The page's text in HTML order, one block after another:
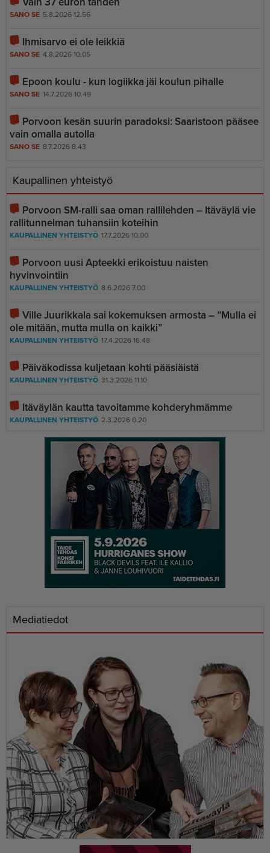
SANO SE 5.8.2026 12.56
Ihmisarvo ei ole leikkiä
SANO SE 4.8.2026 10.05
Epoon koulu - kun logiikka jäi koulun pihalle
SANO SE 14.7.2026 10.49
Porvoon kesän suurin paradoksi: Saaristoon pääsee
vain omalla autolla
SANO SE 8.7.2026 8.43
Kaupallinen yhteistyö
Porvoon SM-ralli saa oman rallilehden – Itäväylä vie
rallitunnelman tuhansiin koteihin
KAUPALLINEN YHTEISTYÖ 17.7.2026 10.00
Porvoon uusi Apteekki erikoistuu naisten
hyvinvointiin
KAUPALLINEN YHTEISTYÖ 8.6.2026 7.00
Ville Juurikkala sai kokemuksen armosta – ”Mulla ei
ole mitään, mutta mulla on kaikki”
KAUPALLINEN YHTEISTYÖ 17.4.2026 16.48
Päiväkodissa kuljetaan kohti pääsiäistä
KAUPALLINEN YHTEISTYÖ 31.3.2026 11.10
Itäväylän kautta tavoitamme kohderyhmämme
KAUPALLINEN YHTEISTYÖ 2.3.2026 0.20
Mediatiedot